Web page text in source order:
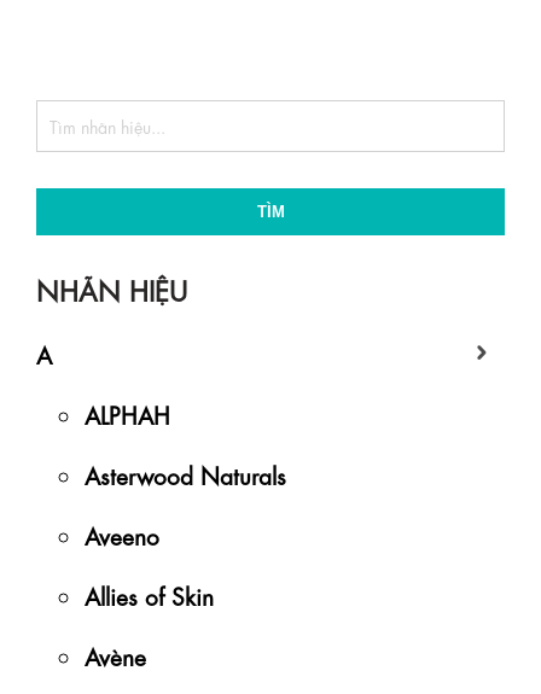
TÌM
NHÃN HIỆU
A
ALPHAH
Asterwood Naturals
Aveeno
Allies of Skin
Avène